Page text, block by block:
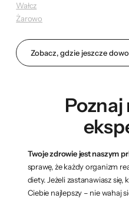
Wałcz
Żarowo
Zobacz, gdzie jeszcze
Twoje zdrowie jest naszym
sprawę, że każdy organizm
diety. Jeżeli zastanawiasz
Ciebie najlepszy – nie wahaj